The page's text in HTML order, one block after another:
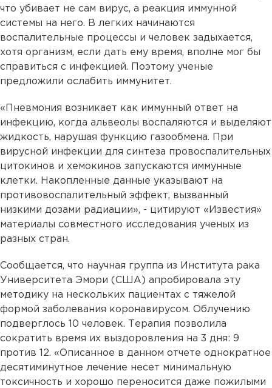
что убивает не сам вирус, а реакция иммунной
системы на него. В легких начинаются
воспалительные процессы и человек задыхается,
хотя организм, если дать ему время, вполне мог бы
справиться с инфекцией. Поэтому ученые
предложили ослабить иммунитет.
«Пневмония возникает как иммунный ответ на
инфекцию, когда альвеолы воспаляются и выделяют
жидкость, нарушая функцию газообмена. При
вирусной инфекции для синтеза провоспалительных
цитокинов и хемокинов запускаются иммунные
клетки. Накопленные данные указывают на
противовоспалительный эффект, вызванный
низкими дозами радиации», - цитируют «Известия»
материалы совместного исследования ученых из
разных стран.
Сообщается, что научная группа из Института рака
Университета Эмори (США) апробировала эту
методику на нескольких пациентах с тяжелой
формой заболевания коронавирусом. Облучению
подверглось 10 человек. Терапия позволила
сократить время их выздоровления на 3 дня: 9
против 12. «Описанное в данном отчете однократное
десятиминутное лечение несет минимальную
токсичность и хорошо переносится даже пожилыми